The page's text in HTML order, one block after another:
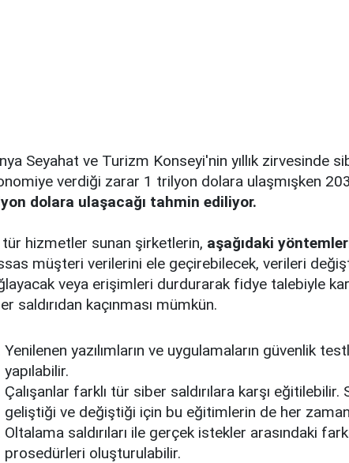
Seyahat ve Turizm Konseyi'nin yıllık zirvesinde
verdiği zarar 1 trilyon dolara ulaşmışken
dolara ulaşacağı tahmin ediliyor.
tür hizmetler sunan şirketlerin, aşağıdaki
müşteri verilerini ele geçirebilecek, verileri
veya erişimleri durdurarak fidye talebiyle
saldırıdan kaçınması mümkün.
Yenilenen yazılımların ve uygulamaların güvenlik
yapılabilir.
Çalışanlar farklı tür siber saldırılara karşı
geliştiği ve değiştiği için bu eğitimlerin de her
Oltalama saldırıları ile gerçek istekler arasındaki
prosedürleri oluşturulabilir.